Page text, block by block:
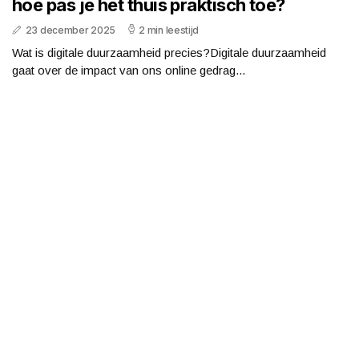
hoe pas je het thuis praktisch toe?
23 december 2025 2 min leestijd
Wat is digitale duurzaamheid precies?Digitale duurzaamheid
gaat over de impact van ons online gedrag...